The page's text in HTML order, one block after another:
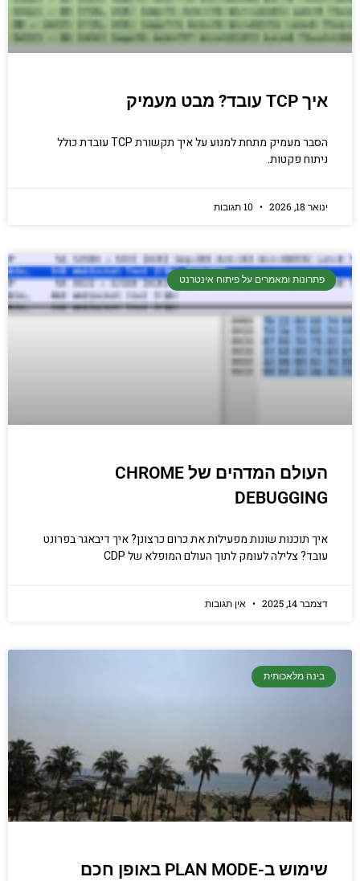
איך TCP עובד? מבט מעמיק
הסבר מעמיק מתחת למנוע על איך תקשורת TCP עובדת כולל
ניתוח פקטות.
ינואר 18, 2026
פתרונות ומאמרים על פיתוח אינטרנט
העולם המדהים של CHROME
DEBUGGING
איך תוכנות שונות מפעילות את כרום כרצונן? איך דיבאגר בפרונט
עובד? צלילה לעומק לתוך העולם המופלא של CDP
דצמבר 14, 2025 אין תגובות
בינה מלאכותית
שימוש ב-PLAN MODE באופן חכם